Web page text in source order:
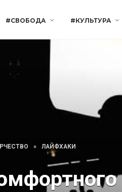
#СВОБОДА #КУЛЬТУРА
» ЛАЙФХАКИ